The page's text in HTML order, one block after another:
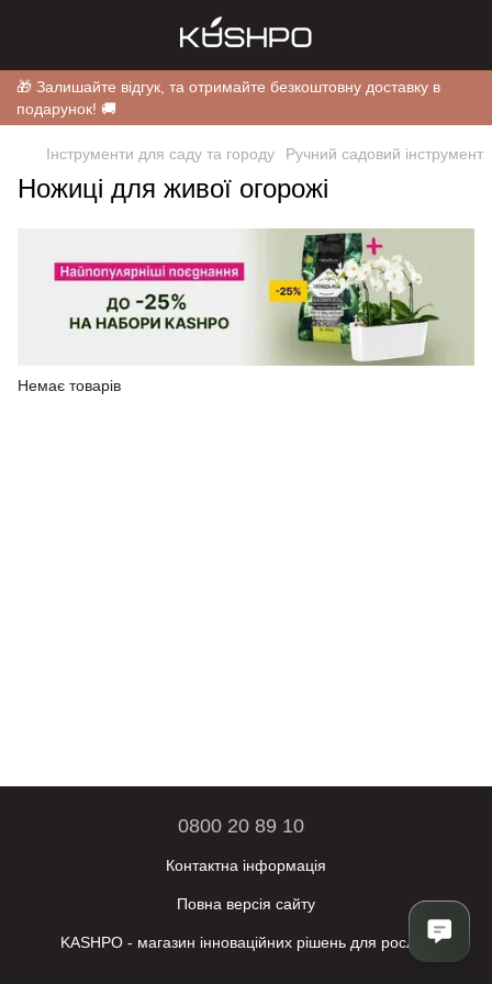
🎁 Залишайте відгук, та отримайте безкоштовну доставку в
подарунок! 🚚
Інструменти для саду та городу Ручний садовий інструмент
Ножиці для живої огорожі
Немає товарів
0800 20 89 10
Контактна інформація
Повна версія сайту
KASHPO - магазин інноваційних рішень для рослин